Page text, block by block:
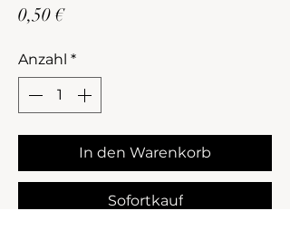
0,50 €Preis
Anzahl *
In den Warenkorb
Sofortkauf